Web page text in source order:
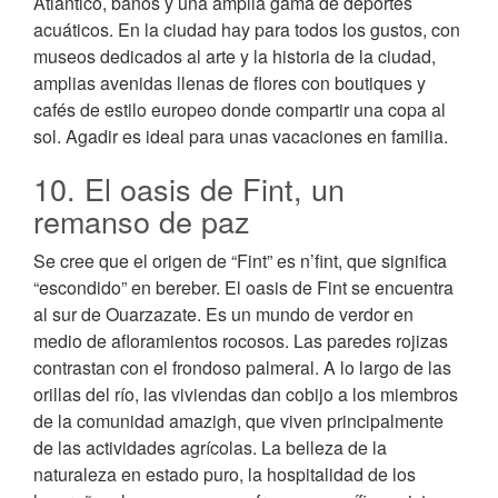
acuáticos. En la ciudad hay para todos los gustos, con
museos dedicados al arte y la historia de la ciudad,
amplias avenidas llenas de flores con boutiques y
cafés de estilo europeo donde compartir una copa al
sol. Agadir es ideal para unas vacaciones en familia.
10. El oasis de Fint, un
remanso de paz
Se cree que el origen de “Fint” es n’fint, que significa
“escondido” en bereber. El oasis de Fint se encuentra
al sur de Ouarzazate. Es un mundo de verdor en
medio de afloramientos rocosos. Las paredes rojizas
contrastan con el frondoso palmeral. A lo largo de las
orillas del río, las viviendas dan cobijo a los miembros
de la comunidad amazigh, que viven principalmente
de las actividades agrícolas. La belleza de la
naturaleza en estado puro, la hospitalidad de los